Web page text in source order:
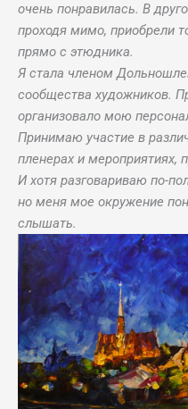
очень понравилась. В
проходя мимо, приобрели
прямо с этюдника.
Я стала членом
сообщества художников.
организовало мою
Принимаю участие в
пленерах и мероприятиях,
И хотя разговариваю по-
но меня мое окружение
слышать.